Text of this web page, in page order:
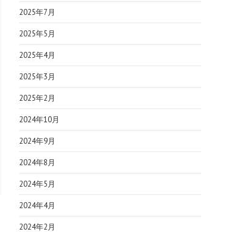
2025年7月
2025年5月
2025年4月
2025年3月
2025年2月
2024年10月
2024年9月
2024年8月
2024年5月
2024年4月
2024年2月